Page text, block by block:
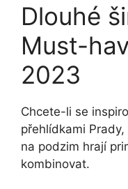
Dlouhé
Must-
2023
Chcete-li se
přehlídkami
na podzim hrají
kombinovat.